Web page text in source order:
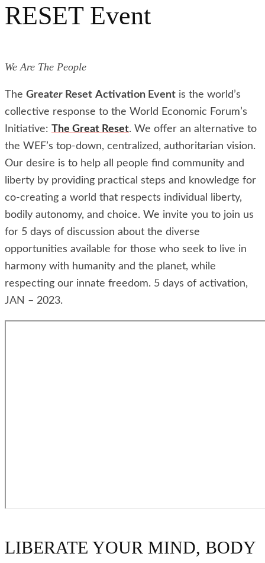
RESET Event
We Are The People
The Greater Reset Activation Event is the world’s
collective response to the World Economic Forum’s
Initiative: The Great Reset. We offer an alternative to
the WEF’s top-down, centralized, authoritarian vision.
Our desire is to help all people find community and
liberty by providing practical steps and knowledge for
co-creating a world that respects individual liberty,
bodily autonomy, and choice. We invite you to join us
for 5 days of discussion about the diverse
opportunities available for those who seek to live in
harmony with humanity and the planet, while
respecting our innate freedom. 5 days of activation,
JAN – 2023.
LIBERATE YOUR MIND, BODY